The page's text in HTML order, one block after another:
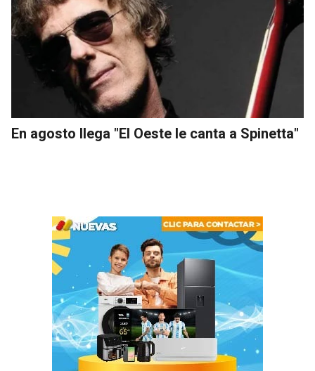
En agosto llega "El Oeste le canta a Spinetta"